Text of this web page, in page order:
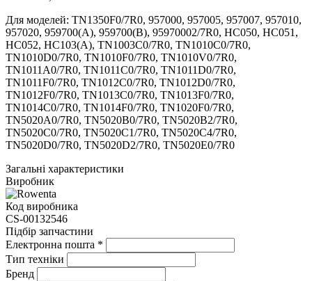
Для моделей: TN1350F0/7R0, 957000, 957005, 957007, 957010,
957020, 959700(A), 959700(B), 95970002/7R0, HC050, HC051,
HC052, HC103(A), TN1003C0/7R0, TN1010C0/7R0,
TN1010D0/7R0, TN1010F0/7R0, TN1010V0/7R0,
TN1011A0/7R0, TN1011C0/7R0, TN1011D0/7R0,
TN1011F0/7R0, TN1012C0/7R0, TN1012D0/7R0,
TN1012F0/7R0, TN1013C0/7R0, TN1013F0/7R0,
TN1014C0/7R0, TN1014F0/7R0, TN1020F0/7R0,
TN5020A0/7R0, TN5020B0/7R0, TN5020B2/7R0,
TN5020C0/7R0, TN5020C1/7R0, TN5020C4/7R0,
TN5020D0/7R0, TN5020D2/7R0, TN5020E0/7R0
Загальні характеристики
Виробник
Код виробника
CS-00132546
Підбір запчастини
Електронна пошта *
Тип техніки
Бренд